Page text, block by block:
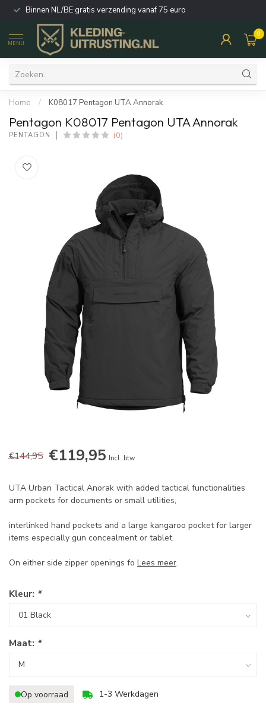
Binnen NL/BE gratis verzending vanaf 75 euro
MENU
0
Home / K08017 Pentagon UTA Annorak
Pentagon K08017 Pentagon UTA Annorak
PENTAGON (0)
€144,95 €119,95 Incl. btw
UTA Urban Tactical Anorak with added tactical functionalities
arm pockets for documents or small utilities,
interlinked hand pockets and a large kangaroo pocket for larger
items especially gun concealment or tablet.
On either side zipper openings fo Lees meer.
Kleur: *
Maat: *
Op voorraad 1-3 Werkdagen